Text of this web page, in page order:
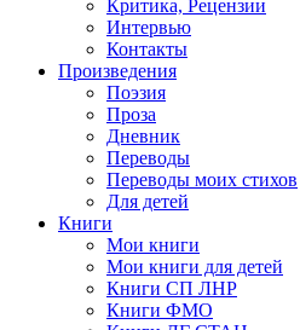
Критика, Рецензии
Интервью
Контакты
Произведения
Поэзия
Проза
Дневник
Переводы
Переводы моих стихов
Для детей
Книги
Мои книги
Мои книги для детей
Книги СП ЛНР
Книги ФМО